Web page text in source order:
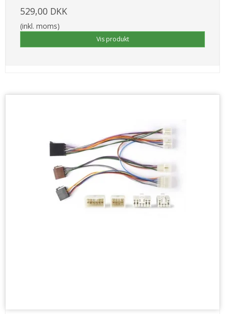
529,00 DKK
(inkl. moms)
Vis produkt